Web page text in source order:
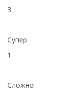
3
Супер
1
Сложно